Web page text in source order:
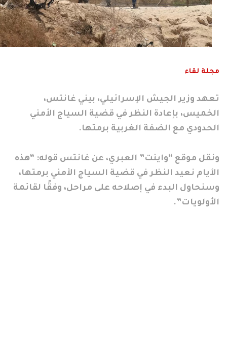
مجلة لقاء
تعهد وزير الجيش الإسرائيلي، بيني غانتس،
الخميس، بإعادة النظر في قضية السياج الأمني
الحدودي مع الضفة الغربية برمتها.
ونقل موقع “واينت” العبري، عن غانتس قوله: “هذه
الأيام نعيد النظر في قضية السياج الأمني برمتها،
وسنحاول البدء في إصلاحه على مراحل، وفقًا لقائمة
الأولويات”.